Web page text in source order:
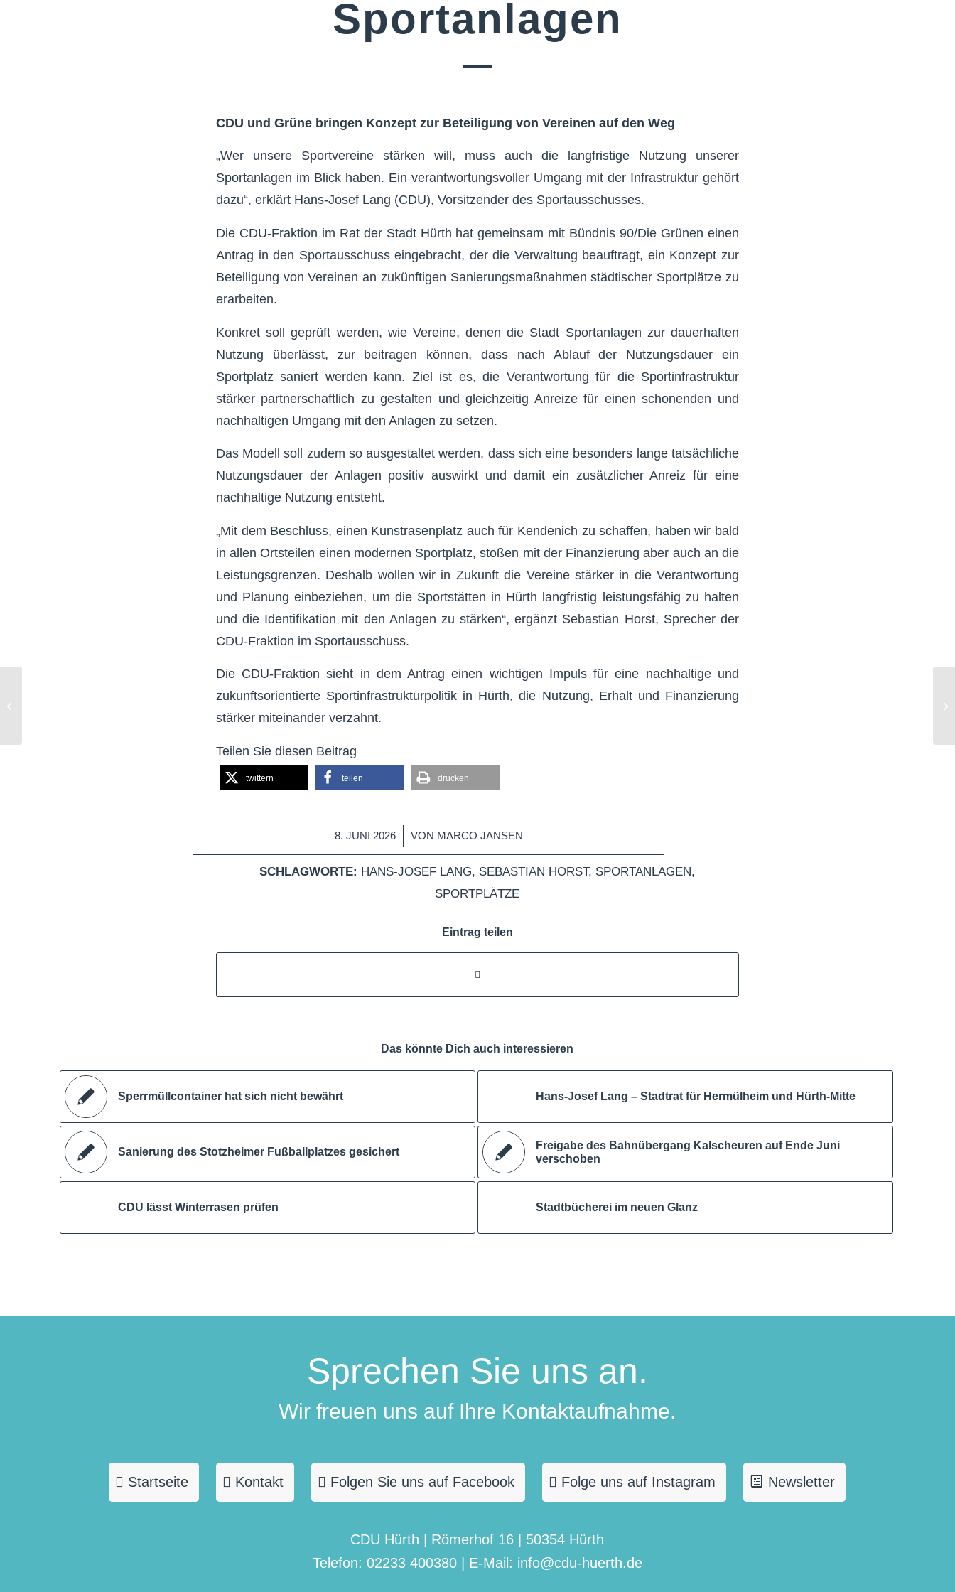
Sportanlagen
CDU und Grüne bringen Konzept zur Beteiligung von Vereinen auf den Weg
„Wer unsere Sportvereine stärken will, muss auch die langfristige Nutzung unserer
Sportanlagen im Blick haben. Ein verantwortungsvoller Umgang mit der Infrastruktur gehört
dazu“, erklärt Hans-Josef Lang (CDU), Vorsitzender des Sportausschusses.
Die CDU-Fraktion im Rat der Stadt Hürth hat gemeinsam mit Bündnis 90/Die Grünen einen
Antrag in den Sportausschuss eingebracht, der die Verwaltung beauftragt, ein Konzept zur
Beteiligung von Vereinen an zukünftigen Sanierungsmaßnahmen städtischer Sportplätze zu
erarbeiten.
Konkret soll geprüft werden, wie Vereine, denen die Stadt Sportanlagen zur dauerhaften
Nutzung überlässt, zur beitragen können, dass nach Ablauf der Nutzungsdauer ein
Sportplatz saniert werden kann. Ziel ist es, die Verantwortung für die Sportinfrastruktur
stärker partnerschaftlich zu gestalten und gleichzeitig Anreize für einen schonenden und
nachhaltigen Umgang mit den Anlagen zu setzen.
Das Modell soll zudem so ausgestaltet werden, dass sich eine besonders lange tatsächliche
Nutzungsdauer der Anlagen positiv auswirkt und damit ein zusätzlicher Anreiz für eine
nachhaltige Nutzung entsteht.
„Mit dem Beschluss, einen Kunstrasenplatz auch für Kendenich zu schaffen, haben wir bald
in allen Ortsteilen einen modernen Sportplatz, stoßen mit der Finanzierung aber auch an die
Leistungsgrenzen. Deshalb wollen wir in Zukunft die Vereine stärker in die Verantwortung
und Planung einbeziehen, um die Sportstätten in Hürth langfristig leistungsfähig zu halten
und die Identifikation mit den Anlagen zu stärken“, ergänzt Sebastian Horst, Sprecher der
CDU-Fraktion im Sportausschuss.
Die CDU-Fraktion sieht in dem Antrag einen wichtigen Impuls für eine nachhaltige und
zukunftsorientierte Sportinfrastrukturpolitik in Hürth, die Nutzung, Erhalt und Finanzierung
stärker miteinander verzahnt.
Teilen Sie diesen Beitrag
twittern teilen drucken
8. JUNI 2026
/ VON MARCO JANSEN
SCHLAGWORTE: HANS-JOSEF LANG, SEBASTIAN HORST, SPORTANLAGEN,
SPORTPLÄTZE
Eintrag teilen
Das könnte Dich auch interessieren
Sperrmüllcontainer hat sich nicht bewährt Hans-Josef Lang – Stadtrat für Hermülheim und Hürth-Mitte
Sanierung des Stotzheimer Fußballplatzes gesichert
Freigabe des Bahnübergang Kalscheuren auf Ende Juni
verschoben
CDU lässt Winterrasen prüfen Stadtbücherei im neuen Glanz
Sprechen Sie uns an.
Wir freuen uns auf Ihre Kontaktaufnahme.
Startseite Kontakt Folgen Sie uns auf Facebook Folge uns auf Instagram Newsletter
CDU Hürth | Römerhof 16 | 50354 Hürth
Telefon: 02233 400380 | E-Mail: info@cdu-huerth.de